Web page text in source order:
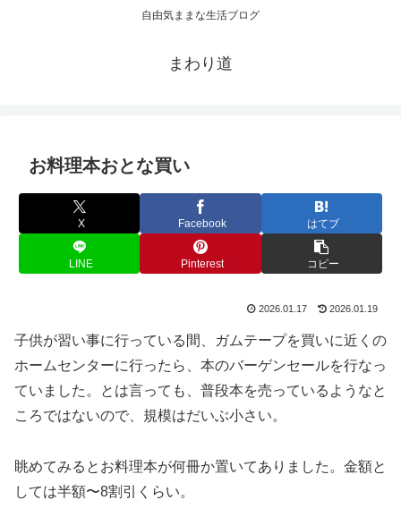
自由気ままな生活ブログ
まわり道
お料理本おとな買い
X Facebook はてブ
LINE Pinterest コピー
2026.01.17 2026.01.19
子供が習い事に行っている間、ガムテープを買いに近くの
ホームセンターに行ったら、本のバーゲンセールを行なっ
ていました。とは言っても、普段本を売っているようなと
ころではないので、規模はだいぶ小さい。
眺めてみるとお料理本が何冊か置いてありました。金額と
しては半額〜8割引くらい。